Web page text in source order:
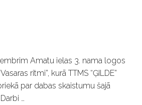
Amatu ielas 3. nama logos
ritmi”, kurā TTMS “ĢILDE”
par dabas skaistumu šajā
…